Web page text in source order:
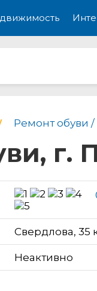
Ремонт обуви
г.
Свердлова, 35
Неактивно